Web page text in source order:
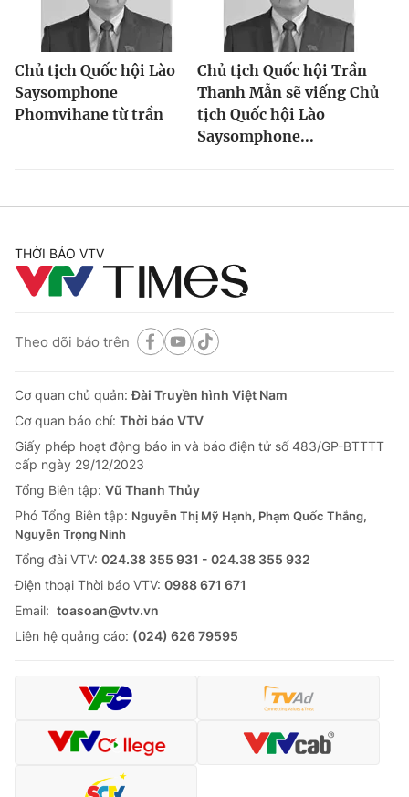
Chủ tịch Quốc hội Lào
Saysomphone
Phomvihane từ trần
Chủ tịch Quốc hội Trần
Thanh Mẫn sẽ viếng Chủ
tịch Quốc hội Lào
Saysomphone...
THỜI BÁO VTV
Theo dõi báo trên
Cơ quan chủ quản:Đài Truyền hình Việt Nam
Cơ quan báo chí: Thời báo VTV
Giấy phép hoạt động báo in và báo điện tử số 483/GP-BTTTT
cấp ngày 29/12/2023
Tổng Biên tập: Vũ Thanh Thủy
Phó Tổng Biên tập: Nguyễn Thị Mỹ Hạnh, Phạm Quốc Thắng,
Nguyễn Trọng Ninh
Tổng đài VTV: 024.38 355 931 - 024.38 355 932
Ðiện thoại Thời báo VTV: 0988 671 671
Email: toasoan@vtv.vn
Liên hệ quảng cáo: (024) 626 79595